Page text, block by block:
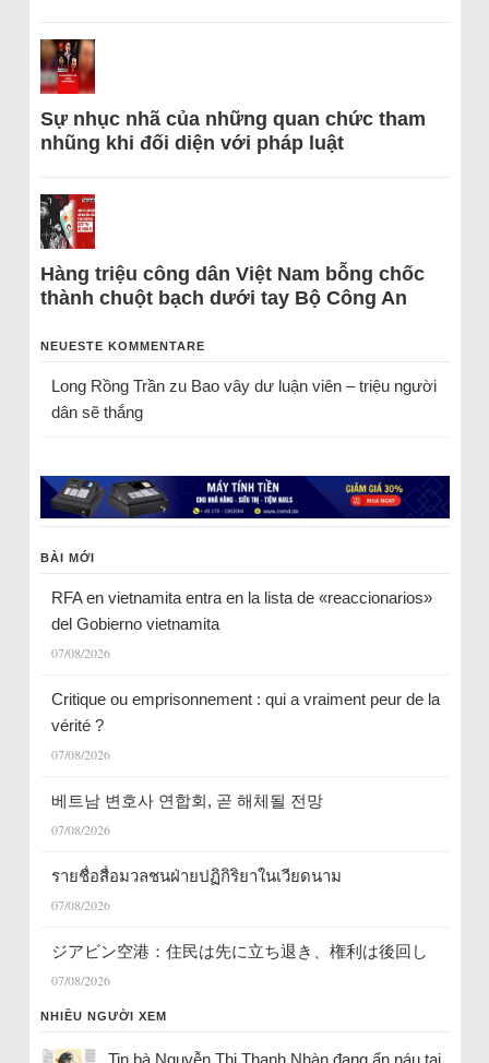
Sự nhục nhã của những quan chức tham
nhũng khi đối diện với pháp luật
Hàng triệu công dân Việt Nam bỗng chốc
thành chuột bạch dưới tay Bộ Công An
NEUESTE KOMMENTARE
Long Rồng Trầnzu Bao vây dư luận viên – triệu người
dân sẽ thắng
BÀI MỚI
RFA en vietnamita entra en la lista de «reaccionarios»
del Gobierno vietnamita
07/08/2026
Critique ou emprisonnement : qui a vraiment peur de la
vérité ?
07/08/2026
베트남 변호사 연합회, 곧 해체될 전망
07/08/2026
รายชื่อสื่อมวลชนฝ่ายปฏิกิริยาในเวียดนาม
07/08/2026
ジアビン空港：住民は先に立ち退き、権利は後回し
07/08/2026
NHIỀU NGƯỜI XEM
Tin bà Nguyễn Thị Thanh Nhàn đang ẩn náu tại